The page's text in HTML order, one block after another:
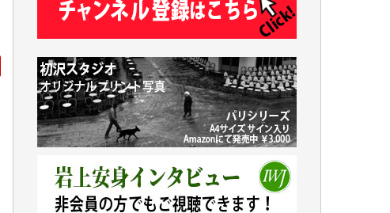
吉住俊昭 様
徳山匡 様
金 盛起 様
塩川 晃平 様
松本益美 様
井出 隆太 様
及川昭男 様
岩井祐子 様
藤田英之 様
藤岡比左志 様
井出 隆太 様
小池説夫 様